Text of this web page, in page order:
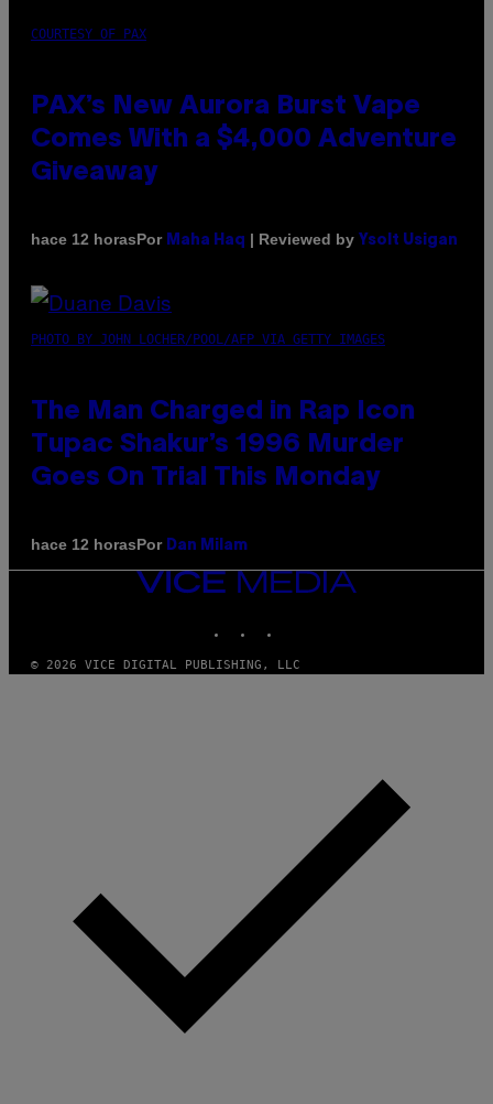
COURTESY OF PAX
PAX’s New Aurora Burst Vape
Comes With a $4,000 Adventure
Giveaway
hace 12 horasPor Maha Haq | Reviewed by Ysolt Usigan
PHOTO BY JOHN LOCHER/POOL/AFP VIA GETTY IMAGES
The Man Charged in Rap Icon
Tupac Shakur’s 1996 Murder
Goes On Trial This Monday
hace 12 horasPor Dan Milam
VICE
MEDIA
© 2026 VICE DIGITAL PUBLISHING, LLC